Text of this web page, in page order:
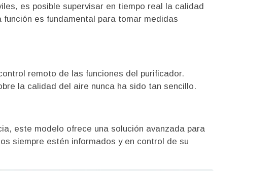
es posible supervisar en tiempo real la calidad
es fundamental para tomar medidas
remoto de las funciones del purificador.
la calidad del aire nunca ha sido tan sencillo.
este modelo ofrece una solución avanzada para
siempre estén informados y en control de su